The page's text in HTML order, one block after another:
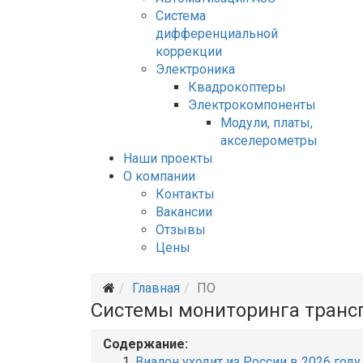
Система
дифференциальной
коррекции
Электроника
Квадрокоптеры
Электрокомпоненты
Модули, платы,
акселерометры
Наши проекты
О компании
Контакты
Вакансии
Отзывы
Цены
Главная ПО
Системы мониторинга
Содержание: